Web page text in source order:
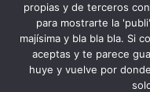
2015
QUIÉNES SOMOS
propias y de terceros
para mostrarte la
majísima y bla bla bla. Si
aceptas y te parece
huye y vuelve por